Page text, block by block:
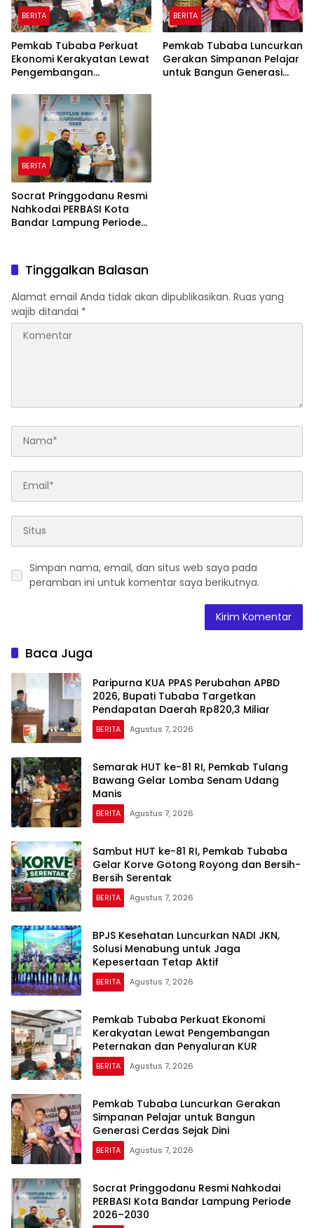
BERITA
Pemkab Tubaba Perkuat
Ekonomi Kerakyatan Lewat
Pengembangan
Penyaluran KUR
BERITA
Pemkab Tubaba Luncurkan
Gerakan Simpanan Pelajar
untuk Bangun Generasi
BERITA
Socrat Pringgodanu Resmi
Nahkodai PERBASI Kota
Bandar Lampung Periode
Tinggalkan Balasan
Alamat email Anda tidak akan dipublikasikan. Ruas yang
wajib ditandai *
Simpan nama, email, dan situs web saya pada
peramban ini untuk komentar saya berikutnya.
Baca Juga
Paripurna KUA PPAS Perubahan APBD
2026, Bupati Tubaba Targetkan
Pendapatan Daerah Rp820,3 Miliar
BERITA Agustus 7, 2026
Semarak HUT ke-81 RI, Pemkab Tulang
Bawang Gelar Lomba Senam Udang
Manis
BERITA Agustus 7, 2026
Sambut HUT ke-81 RI, Pemkab Tubaba
Gelar Korve Gotong Royong dan Bersih-
Bersih Serentak
BERITA Agustus 7, 2026
BPJS Kesehatan Luncurkan NADI JKN,
Solusi Menabung untuk Jaga
Kepesertaan Tetap Aktif
BERITA Agustus 7, 2026
Pemkab Tubaba Perkuat Ekonomi
Kerakyatan Lewat Pengembangan
Peternakan dan Penyaluran KUR
BERITA Agustus 7, 2026
Pemkab Tubaba Luncurkan Gerakan
Simpanan Pelajar untuk Bangun
Generasi Cerdas Sejak Dini
BERITA Agustus 7, 2026
Socrat Pringgodanu Resmi Nahkodai
PERBASI Kota Bandar Lampung Periode
2026–2030